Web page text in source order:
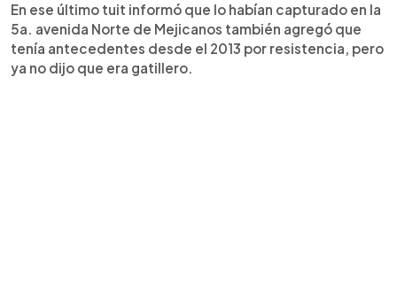
En ese último tuit informó que lo habían capturado en la
5a. avenida Norte de Mejicanos también agregó que
tenía antecedentes desde el 2013 por resistencia, pero
ya no dijo que era gatillero.